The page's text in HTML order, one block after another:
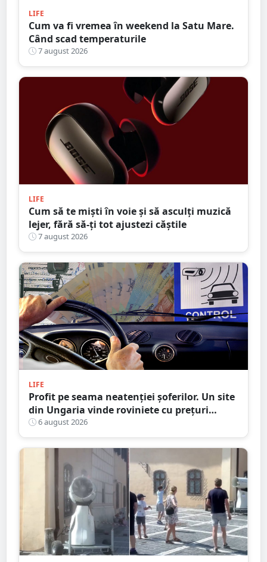
LIFE
Cum va fi vremea în weekend la Satu Mare.
Când scad temperaturile
7 august 2026
LIFE
Cum să te miști în voie și să asculți muzică
lejer, fără să-ți tot ajustezi căștile
7 august 2026
LIFE
Profit pe seama neatenției șoferilor. Un site
din Ungaria vinde roviniete cu prețuri
umflate, avertizează CNAIR
6 august 2026